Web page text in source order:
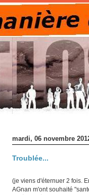
mardi, 06 novembre
Troublée...
(je viens d'éternuer 2 fois.
AGnan m'ont souhaité